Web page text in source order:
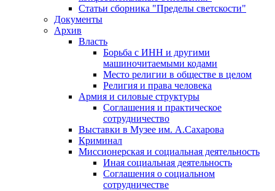
Статьи сборника "Пределы светскости"
Документы
Архив
Власть
Борьба с ИНН и другими
машиночитаемыми кодами
Место религии в обществе в целом
Религия и права человека
Армия и силовые структуры
Соглашения и практическое
сотрудничество
Выставки в Музее им. А.Сахарова
Криминал
Миссионерская и социальная деятельность
Иная социальная деятельность
Соглашения о социальном
сотрудничестве